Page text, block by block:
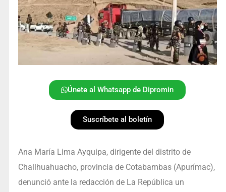
Únete al Whatsapp de Dipromin
Suscríbete al boletín
Ana María Lima Ayquipa, dirigente del distrito de
Challhuahuacho, provincia de Cotabambas (Apurímac),
denunció ante la redacción de La República un